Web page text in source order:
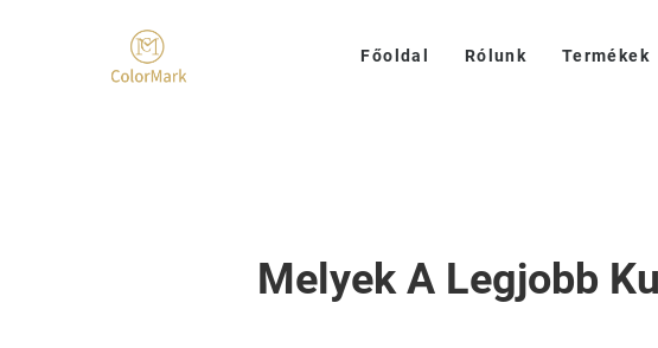
Főoldal Rólunk Termékek
Melyek A Legjobb